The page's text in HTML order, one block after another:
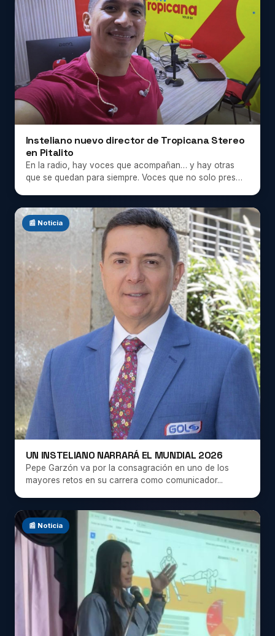
Insteliano nuevo director de Tropicana Stereo
en Pitalito
En la radio, hay voces que acompañan… y hay otras
que se quedan para siempre. Voces que no solo pres…
📰 Noticia
UN INSTELIANO NARRARÁ EL MUNDIAL 2026
Pepe Garzón va por la consagración en uno de los
mayores retos en su carrera como comunicador...
📰 Noticia